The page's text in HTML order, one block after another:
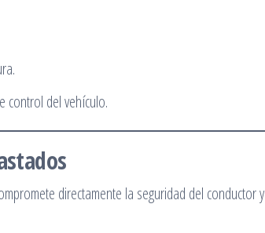
control del vehículo.
directamente la seguridad del conductor y